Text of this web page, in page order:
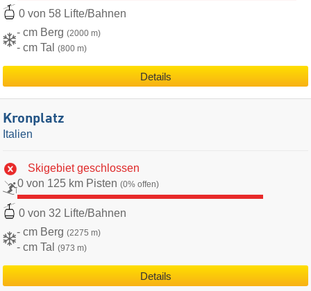
0 von 58 Lifte/Bahnen
- cm Berg (2000 m)
- cm Tal (800 m)
Details
Kronplatz
Italien
Skigebiet geschlossen
0 von 125 km Pisten (0% offen)
0 von 32 Lifte/Bahnen
- cm Berg (2275 m)
- cm Tal (973 m)
Details